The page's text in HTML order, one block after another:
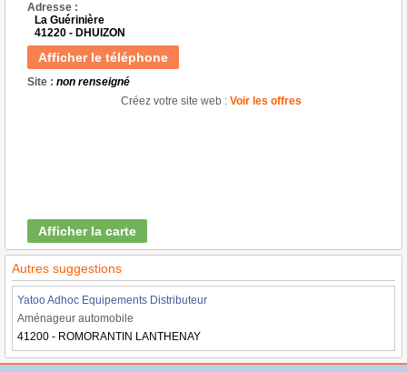
Adresse :
La Guérinière
41220 - DHUIZON
Afficher le téléphone
Site : non renseigné
Créez votre site web : Voir les offres
Afficher la carte
Autres suggestions
Yatoo Adhoc Equipements Distributeur
Aménageur automobile
41200 - ROMORANTIN LANTHENAY